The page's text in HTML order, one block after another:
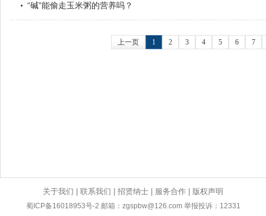
“碱”能偷走玉米粥的营养吗？
上一页 1 2 3 4 5 6 7
关于我们 联系我们 招贤纳士 服务合作 版权声明
蜀ICP备16018953号-2 邮箱：zgspbw@126.com 举报投诉：12331